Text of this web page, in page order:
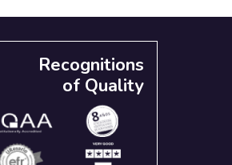
Recognitions
of Quality